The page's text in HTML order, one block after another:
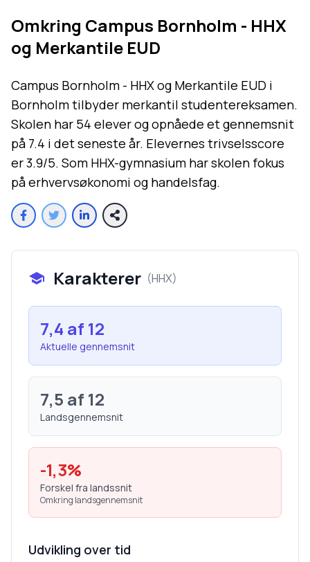
Omkring Campus Bornholm - HHX
og Merkantile EUD
Campus Bornholm - HHX og Merkantile EUD i
Bornholm tilbyder merkantil studentereksamen.
Skolen har 54 elever og opnåede et gennemsnit
på 7.4 i det seneste år. Elevernes trivselsscore
er 3.9/5. Som HHX-gymnasium har skolen fokus
på erhvervsøkonomi og handelsfag.
Karakterer (HHX)
7,4 af 12
Aktuelle gennemsnit
7,5 af 12
Landsgennemsnit
-1,3%
Forskel fra landssnit
Omkring landsgennemsnit
Udvikling over tid